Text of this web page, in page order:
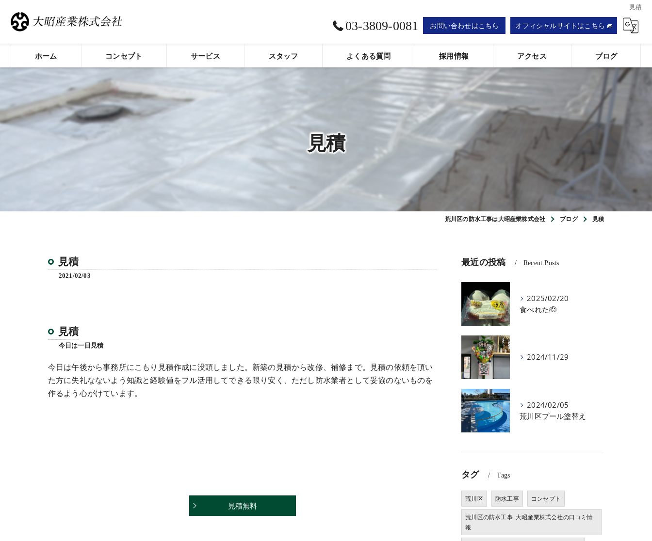
見積
03-3809-0081 お問い合わせはこちら オフィシャルサイトはこちら
ホーム コンセプト
荒川区の防水工事･大昭産業株式会社の口コミ情報
荒川区の防水工事･大昭産業株式会社の評判
荒川区の防水工事･大昭産業株式会社のお客様の声
サービス スタッフ よくある質問 採用情報 アクセス
大昭産業株式会社
ブログ
見積
荒川区の防水工事は大昭産業株式会社 ブログ 見積
見積
2021/02/03
見積
今日は一日見積
今日は午後から事務所にこもり見積作成に没頭しました。新築の見積から改修、補修まで。見積の依頼を頂い
た方に失礼なないよう知識と経験値をフル活用してできる限り安く、ただし防水業者として妥協のないものを
作るよう心がけています。
見積無料
最近の投稿 Recent Posts
2025/02/20
食べれた🫡
2024/11/29
2024/02/05
荒川区プール塗替え
タグ Tags
荒川区 防水工事 コンセプト
荒川区の防水工事･大昭産業株式会社の口コミ情
報